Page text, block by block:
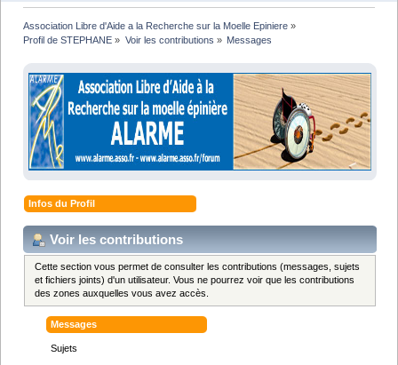
Association Libre d'Aide a la Recherche sur la Moelle Epiniere »
Profil de STEPHANE » Voir les contributions » Messages
Infos du Profil
Voir les contributions
Cette section vous permet de consulter les contributions (messages, sujets
et fichiers joints) d'un utilisateur. Vous ne pourrez voir que les contributions
des zones auxquelles vous avez accès.
Messages
Sujets